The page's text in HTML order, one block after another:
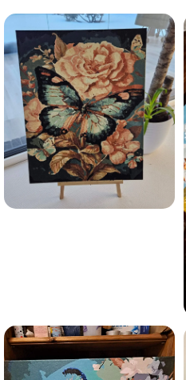
Esmu iepazinies ar
piekrītu tai
GleznoPats.lvPrivātuma politika